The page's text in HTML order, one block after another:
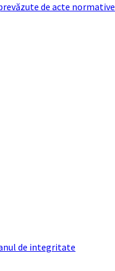
de acte normative
de integritate